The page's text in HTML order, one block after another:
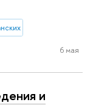
исследований
6 мая
и